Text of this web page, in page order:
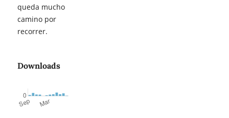
queda mucho
camino por
recorrer.
Downloads